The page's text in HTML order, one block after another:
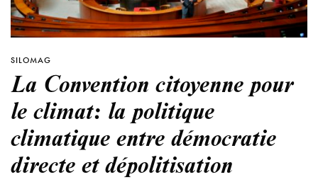
SILOMAG
La Convention citoyenne pour
le climat: la politique
climatique entre démocratie
directe et dépolitisation